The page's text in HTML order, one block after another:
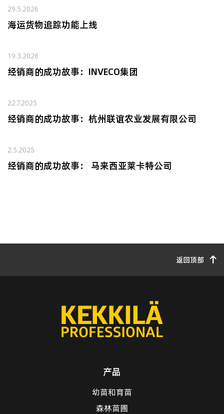
29.5.2026
海运货物追踪功能上线
19.3.2026
经销商的成功故事：INVECO集团
22.7.2025
经销商的成功故事：杭州联谊农业发展有限公司
2.5.2025
经销商的成功故事： 马来西亚莱卡特公司
返回顶部
产品
幼苗和育苗
森林苗圃